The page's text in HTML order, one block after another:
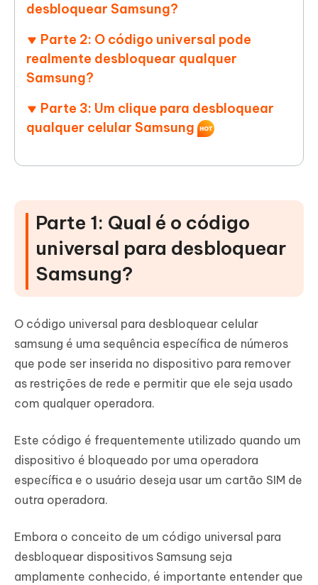
desbloquear Samsung?
Parte 2: O código universal pode
realmente desbloquear qualquer
Samsung?
Parte 3: Um clique para desbloquear
qualquer celular Samsung
Parte 1: Qual é o código
universal para desbloquear
Samsung?
O código universal para desbloquear celular
samsung é uma sequência específica de números
que pode ser inserida no dispositivo para remover
as restrições de rede e permitir que ele seja usado
com qualquer operadora.
Este código é frequentemente utilizado quando um
dispositivo é bloqueado por uma operadora
específica e o usuário deseja usar um cartão SIM de
outra operadora.
Embora o conceito de um código universal para
desbloquear dispositivos Samsung seja
amplamente conhecido, é importante entender que